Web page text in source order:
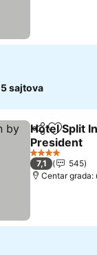
5 sajtova
Deli Dodati
Hotel Split
President
4 Zvezdice
7,1
545
Centar grada: